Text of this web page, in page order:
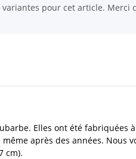
pour cet article. Merci
Elles ont été fabriquées
après des années. Nous
cm).